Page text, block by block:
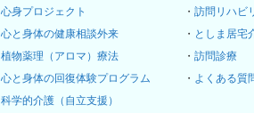
心身プロジェクト
心と身体の健康相談外来
植物薬理（アロマ）療法
心と身体の回復体験プログラム
科学的介護（自立支援）
・ 訪問リハビ
・ としま居宅
・ 訪問診療
・ よくある質